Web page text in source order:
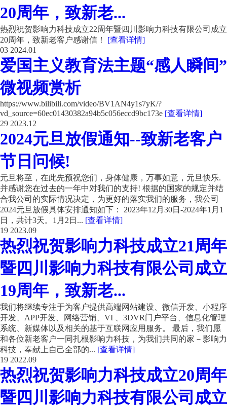
20周年，致新老...
热烈祝贺影响力科技成立22周年暨四川影响力科技有限公司成立
20周年，致新老客户感谢信！ [查看详情]
03 2024.01
爱国主义教育法主题“感人瞬间”
微视频赏析
https://www.bilibili.com/video/BV1AN4y1s7yK/?
vd_source=60ec01430382a94b5c056eccd9bc173e [查看详情]
29 2023.12
2024元旦放假通知--致新老客户
节日问候!
元旦将至，在此先预祝您们，身体健康，万事如意，元旦快乐.
并感谢您在过去的一年中对我们的支持! 根据的国家的规定并结
合我公司的实际情况决定，为更好的落实我们的服务，我公司
2024元旦放假具体安排通知如下： 2023年12月30日-2024年1月1
日，共计3天。1月2日... [查看详情]
19 2023.09
热烈祝贺影响力科技成立21周年
暨四川影响力科技有限公司成立
19周年，致新老...
我们将继续专注于为客户提供高端网站建设、微信开发、小程序
开发、APP开发、网络营销、VI 、3DVR门户平台、信息化管理
系统、新媒体以及相关的基于互联网应用服务。 最后，我们愿
和各位新老客户一同扎根影响力科技，为我们共同的家－影响力
科技，奉献上自己全部的... [查看详情]
19 2022.09
热烈祝贺影响力科技成立20周年
暨四川影响力科技有限公司成立